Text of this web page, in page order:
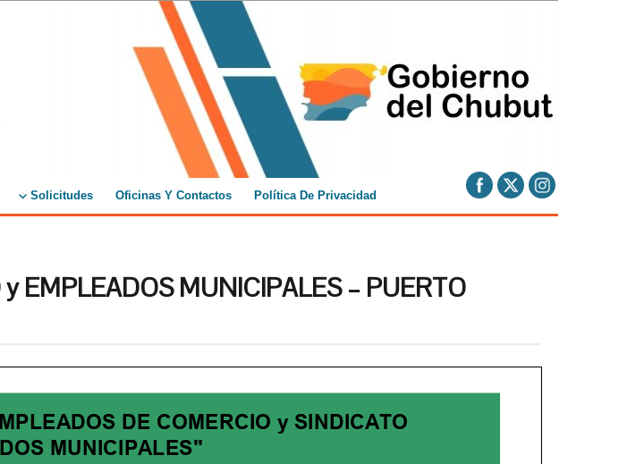
Solicitudes Oficinas Y Contactos Política De Privacidad
EMPLEADOS MUNICIPALES – PUERTO